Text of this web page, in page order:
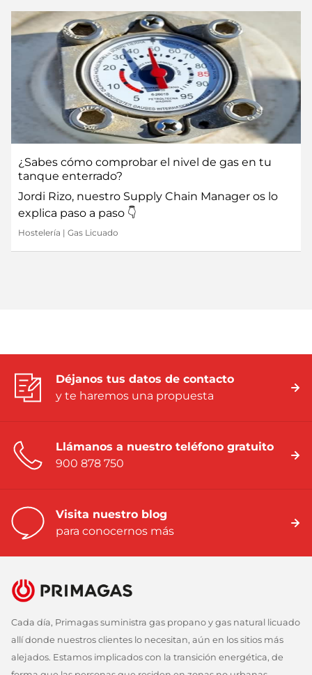
¿Sabes cómo comprobar el nivel de gas en tu
tanque enterrado?
Jordi Rizo, nuestro Supply Chain Manager os lo
explica paso a paso 👇
Hostelería | Gas Licuado
Déjanos tus datos de contacto
y te haremos una propuesta
Llámanos a nuestro teléfono gratuito
900 878 750
Visita nuestro blog
para conocernos más
Cada día, Primagas suministra gas propano y gas natural licuado
allí donde nuestros clientes lo necesitan, aún en los sitios más
alejados. Estamos implicados con la transición energética, de